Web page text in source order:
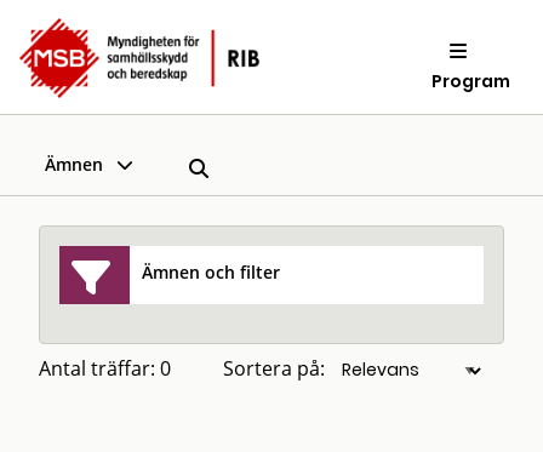
Program
Ämnen
Ämnen och filter
Antal träffar: 0 Sortera på: